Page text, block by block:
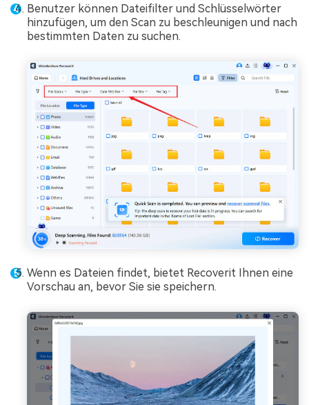
Benutzer können Dateifilter und Schlüsselwörter
hinzufügen, um den Scan zu beschleunigen und nach
bestimmten Daten zu suchen.
Wenn es Dateien findet, bietet Recoverit Ihnen eine
Vorschau an, bevor Sie sie speichern.